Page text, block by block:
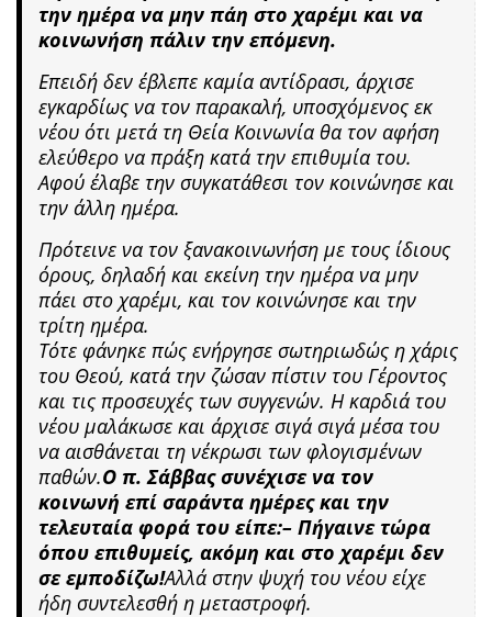
την ημέρα να μην πάη στο χαρέμι και να
κοινωνήση πάλιν την επόμενη.
Επειδή δεν έβλεπε καμία αντίδρασι, άρχισε
εγκαρδίως να τον παρακαλή, υποσχόμενος εκ
νέου ότι μετά τη Θεία Κοινωνία θα τον αφήση
ελεύθερο να πράξη κατά την επιθυμία του.
Αφού έλαβε την συγκατάθεσι τον κοινώνησε και
την άλλη ημέρα.
Πρότεινε να τον ξανακοινωνήση με τους ίδιους
όρους, δηλαδή και εκείνη την ημέρα να μην
πάει στο χαρέμι, και τον κοινώνησε και την
τρίτη ημέρα.
Τότε φάνηκε πώς ενήργησε σωτηριωδώς η χάρις
του Θεού, κατά την ζώσαν πίστιν του Γέροντος
και τις προσευχές των συγγενών. Η καρδιά του
νέου μαλάκωσε και άρχισε σιγά σιγά μέσα του
να αισθάνεται τη νέκρωσι των φλογισμένων
παθών.Ο π. Σάββας συνέχισε να τον
κοινωνή επί σαράντα ημέρες και την
τελευταία φορά του είπε:– Πήγαινε τώρα
όπου επιθυμείς, ακόμη και στο χαρέμι δεν
σε εμποδίζω!Αλλά στην ψυχή του νέου είχε
ήδη συντελεσθή η μεταστροφή.